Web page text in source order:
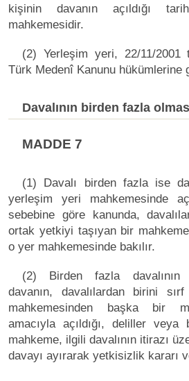
kişinin davanın açıldığı
mahkemesidir.
(2) Yerleşim yeri, 22/11/2001
Türk Medenî Kanunu hükümlerine
Davalının birden fazla
MADDE 7
(1) Davalı birden fazla ise
yerleşim yeri mahkemesinde
sebebine göre kanunda,
ortak yetkiyi taşıyan bir
o yer mahkemesinde bakılır.
(2) Birden fazla davalının
davanın, davalılardan birini
mahkemesinden başka bir
amacıyla açıldığı, deliller veya
mahkeme, ilgili davalının itirazı
davayı ayırarak yetkisizlik kararı